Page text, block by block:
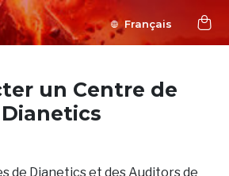
Français
un Centre de
Dianetics
de Dianetics et des Auditors de